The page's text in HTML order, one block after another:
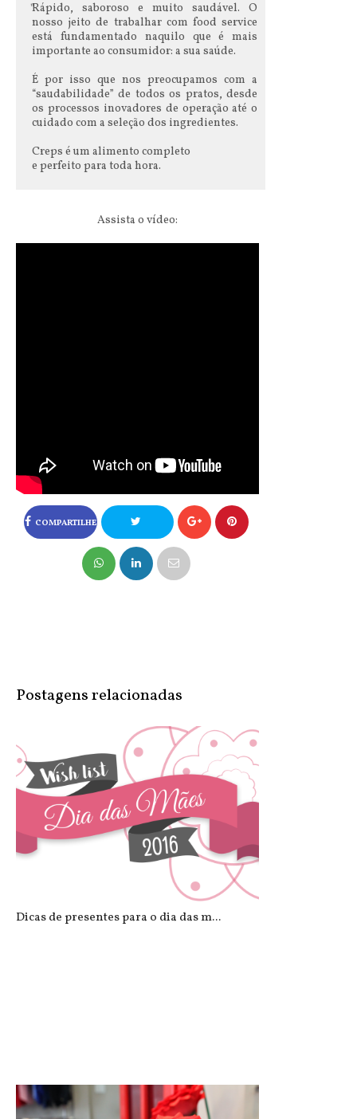
Rápido, saboroso e muito saudável. O
nosso jeito de trabalhar com food service
está fundamentado naquilo que é mais
importante ao consumidor: a sua saúde.
É por isso que nos preocupamos com a
“saudabilidade” de todos os pratos, desde
os processos inovadores de operação até o
cuidado com a seleção dos ingredientes.
Creps é um alimento completo
e perfeito para toda hora.
Assista o vídeo:
COMPARTILHE
NO FACEBOOK COMPARTILHE
Postagens relacionadas
Dicas de presentes para o dia das m...
Mãe tatuando 5 estrelas do Cruzeiro...